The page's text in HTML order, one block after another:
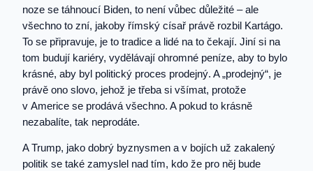
noze se táhnoucí Biden, to není vůbec důležité – ale
všechno to zní, jakoby římský císař právě rozbil Kartágo.
To se připravuje, je to tradice a lidé na to čekají. Jiní si na
tom budují kariéry, vydělávají ohromné peníze, aby to bylo
krásné, aby byl politický proces prodejný. A „prodejný“, je
právě ono slovo, jehož je třeba si všímat, protože
v Americe se prodává všechno. A pokud to krásně
nezabalíte, tak neprodáte.
A Trump, jako dobrý byznysmen a v bojích už zakalený
politik se také zamyslel nad tím, kdo že pro něj bude